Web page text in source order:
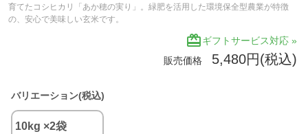
育てたコシヒカリ「あか穂の実り」。緑肥を活用した環境保全型農業が特徴
の、安心で美味しい玄米です。
redeemギフトサービス対応 »
販売価格 5,480円(税込)
バリエーション(税込)
10kg ×2袋